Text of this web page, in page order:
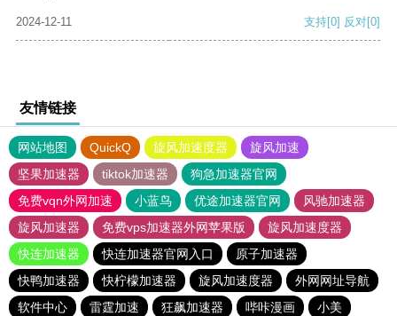
2024-12-11 支持[0] 反对[0]
友情链接
网站地图 QuickQ 旋风加速度器
旋风加速
坚果加速器
tiktok加速器
狗急加速器官网
免费vqn外网加速
小蓝鸟 优途加速器官网
风驰加速器
旋风加速器
免费vps加速器外网苹果版
旋风加速度器
快连加速器
快连加速器官网入口
原子加速器
快鸭加速器
快柠檬加速器 旋风加速度器
外网网址导航
软件中心
雷霆加速 狂飙加速器 哔咔漫画 小美